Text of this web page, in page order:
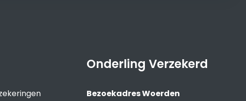
Onderling Verzekerd
Bezoekadres Woerden